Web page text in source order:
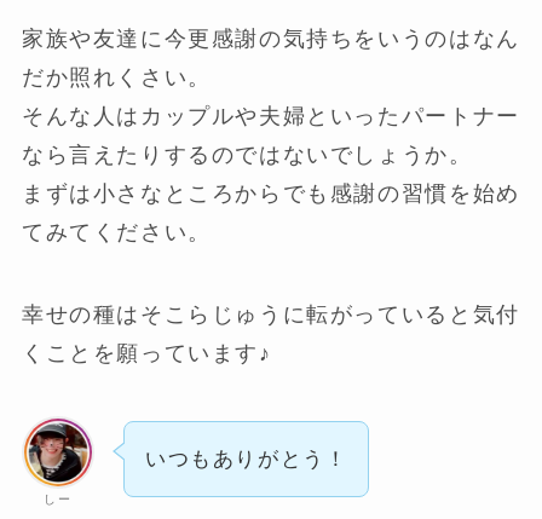
家族や友達に今更感謝の気持ちをいうのはなん
だか照れくさい。
そんな人はカップルや夫婦といったパートナー
なら言えたりするのではないでしょうか。
まずは小さなところからでも感謝の習慣を始め
てみてください。
幸せの種はそこらじゅうに転がっていると気付
くことを願っています♪
しー
いつもありがとう！